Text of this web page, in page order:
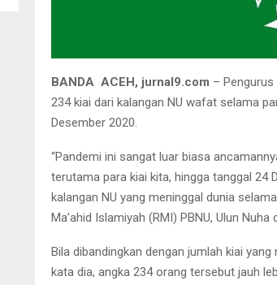
BANDA ACEH, jurnal9.com –
234 kiai dari kalangan NU wafat selama
Desember 2020.
“Pandemi ini sangat luar biasa
terutama para kiai kita, hingga tanggal 24
kalangan NU yang meninggal dunia
Ma’ahid Islamiyah (RMI) PBNU, Ulun
Bila dibandingkan dengan jumlah kiai
kata dia, angka 234 orang tersebut jauh